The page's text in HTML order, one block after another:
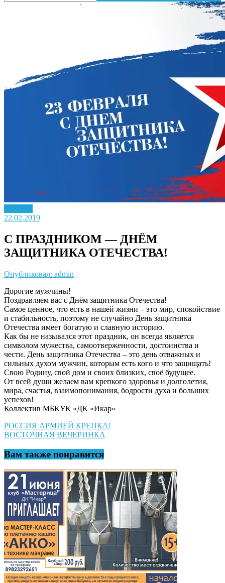
22.02.2019
С ПРАЗДНИКОМ — ДНЁМ
ЗАЩИТНИКА ОТЕЧЕСТВА!
Опубликовал: admin
Дорогие мужчины!
Поздравляем вас с Днём защитника Отечества!
Самое ценное, что есть в нашей жизни – это мир, спокойствие
и стабильность, поэтому не случайно День защитника
Отечества имеет богатую и славную историю.
Как бы не назывался этот праздник, он всегда является
символом мужества, самоотверженности, достоинства и
чести. День защитника Отечества – это день отважных и
сильных духом мужчин, которым есть кого и что защищать!
Свою Родину, свой дом и своих близких, своё будущее.
От всей души желаем вам крепкого здоровья и долголетия,
мира, счастья, взаимопонимания, бодрости духа и больших
успехов!
Коллектив МБКУК «ДК «Икар»
Навигация
по
записям
РОССИЯ АРМИЕЙ КРЕПКА!
ВОСТОЧНАЯ ВЕЧЕРИНКА
Вам также понравится